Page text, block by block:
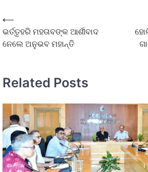
⟵
ଭର୍ତ୍ତୃହରି ମହତାବଙ୍କ ଆର୍ଶୀବାଦ
ନେଲେ ଅନୁଭବ ମହାନ୍ତି
Related Posts